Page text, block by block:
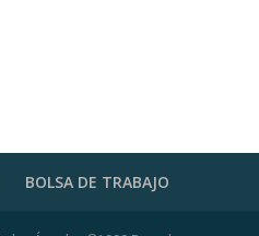
BOLSA DE TRABAJO